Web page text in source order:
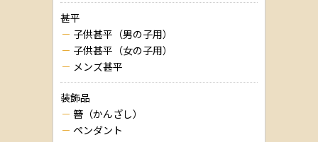
甚平
子供甚平（男の子用）
子供甚平（女の子用）
メンズ甚平
装飾品
簪（かんざし）
ペンダント